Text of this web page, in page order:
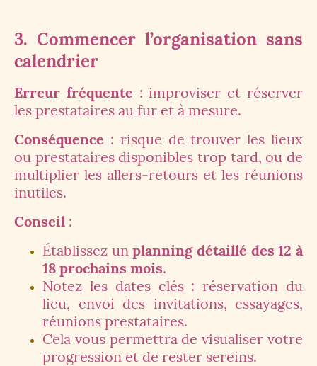
3. Commencer l’organisation sans
calendrier
Erreur fréquente : improviser et réserver
les prestataires au fur et à mesure.
Conséquence : risque de trouver les lieux
ou prestataires disponibles trop tard, ou de
multiplier les allers-retours et les réunions
inutiles.
Conseil :
Établissez unplanning détaillé des 12 à
18 prochains mois.
Notez les dates clés : réservation du
lieu, envoi des invitations, essayages,
réunions prestataires.
Cela vous permettra de visualiser votre
progression et de rester sereins.